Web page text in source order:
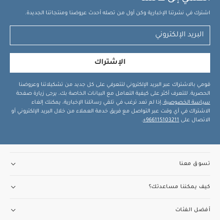
اشترك في نشرتنا الإخبارية وكن أول من تصله أحدث عروضنا ومنتجاتنا الجديدة.
الإشتراك
قومي بالاشتراك عبر البريد الإلكتروني لتتعرفي على كل جديد من تشكيلاتنا وعروضنا
الحصرية. للتعرف أكثر على كيفية التعامل مع البيانات الخاصة بك، يرجى زيارة صفحة
سياسة الخصوصية .إذا لم تعد ترغب في تلقي رسائلنا الإخبارية، يمكنك إلغاء
الاشتراك في أي وقت عبر التواصل مع فريق خدمة العملاء من خلال البريد الإلكتروني أو
الاتصال على 966115103211+
.
تسوق معنا
كيف يمكننا مساعدتك؟
أفضل الفئات